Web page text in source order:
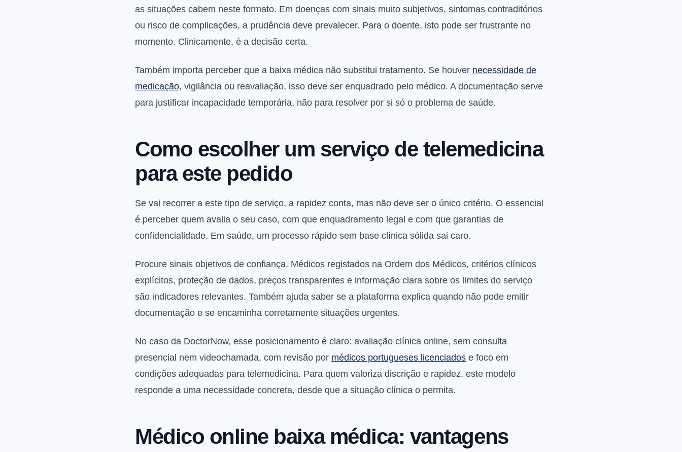
as situações cabem neste formato. Em doenças com sinais muito subjetivos, sintomas contraditórios
ou risco de complicações, a prudência deve prevalecer. Para o doente, isto pode ser frustrante no
momento. Clinicamente, é a decisão certa.
Também importa perceber que a baixa médica não substitui tratamento. Se houver necessidade de
medicação, vigilância ou reavaliação, isso deve ser enquadrado pelo médico. A documentação serve
para justificar incapacidade temporária, não para resolver por si só o problema de saúde.
Como escolher um serviço de telemedicina
para este pedido
Se vai recorrer a este tipo de serviço, a rapidez conta, mas não deve ser o único critério. O essencial
é perceber quem avalia o seu caso, com que enquadramento legal e com que garantias de
confidencialidade. Em saúde, um processo rápido sem base clínica sólida sai caro.
Procure sinais objetivos de confiança. Médicos registados na Ordem dos Médicos, critérios clínicos
explícitos, proteção de dados, preços transparentes e informação clara sobre os limites do serviço
são indicadores relevantes. Também ajuda saber se a plataforma explica quando não pode emitir
documentação e se encaminha corretamente situações urgentes.
No caso da DoctorNow, esse posicionamento é claro: avaliação clínica online, sem consulta
presencial nem videochamada, com revisão por médicos portugueses licenciados e foco em
condições adequadas para telemedicina. Para quem valoriza discrição e rapidez, este modelo
responde a uma necessidade concreta, desde que a situação clínica o permita.
Médico online baixa médica: vantagens